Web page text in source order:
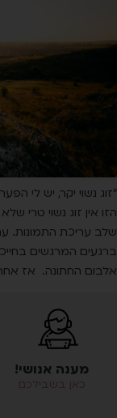
"זוג נשוי יקר, יש לי
הזו אין זוג נשוי
שלב עריכת התמונות.
ברגעים המרגשים
אלבום החתונה. אז
מענה אנושי!